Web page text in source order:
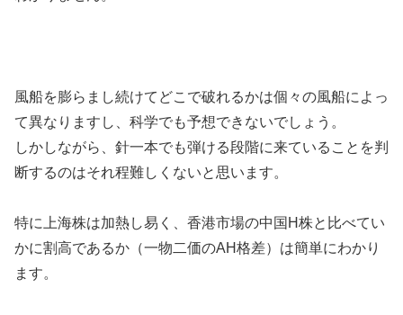
風船を膨らまし続けてどこで破れるかは個々の風船によっ
て異なりますし、科学でも予想できないでしょう。
しかしながら、針一本でも弾ける段階に来ていることを判
断するのはそれ程難しくないと思います。
特に上海株は加熱し易く、香港市場の中国H株と比べてい
かに割高であるか（一物二価のAH格差）は簡単にわかり
ます。